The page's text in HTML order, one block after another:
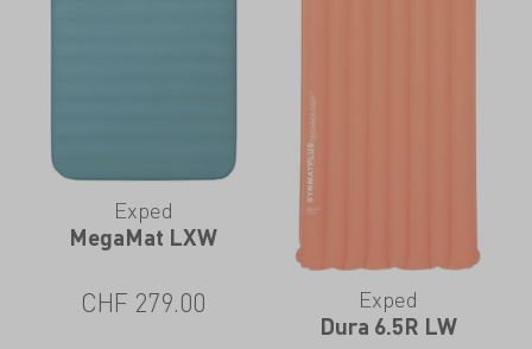
Exped
MegaMat LXW
CHF 279.00 Exped
Dura 6.5R LW